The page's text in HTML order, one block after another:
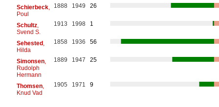
Schierbeck,
Poul
1888 1949 26
Schultz,
Svend S.
1913 1998 1
Sehested,
Hilda
1858 1936 56
Simonsen,
Rudolph
Hermann
1889 1947 25
Thomsen,
Knud Vad
1905 1971 9